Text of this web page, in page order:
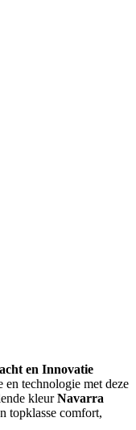
en Innovatie
en technologie met deze
kleurNavarra
topklasse comfort,